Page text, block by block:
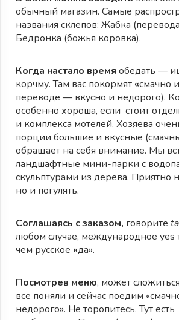
обычный магазин. Самые
названия склепов: Жабка
Бедронка (божья коровка).
Когда настало время обедать —
корчму. Там вас покормят «смачно
переводе — вкусно и недорого).
особенно хороша, если стоит
и комплекса мотелей. Хозяева
порции большие и вкусные
обращает на себя внимание. Мы
ландшафтные мини-парки с
скульптурами из дерева. Приятно
но и погулять.
Соглашаясь с заказом, говорите
любом случае, международное yes
чем русское «да».
Посмотрев меню, может
все поняли и сейчас поедим
недорого». Не торопитесь. Тут есть